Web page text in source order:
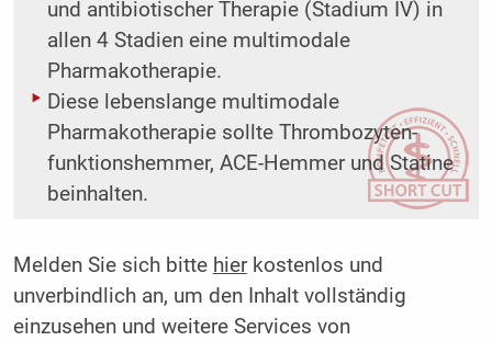
und antibiotischer Therapie (Stadium IV) in
allen 4 Stadien eine multimodale
Pharmakotherapie.
Diese lebenslange multimodale
Pharmakotherapie sollte Thrombozyten-
funktionshemmer, ACE-Hemmer und Statine
beinhalten.
Melden Sie sich bitte hierkostenlos und
unverbindlich an, um den Inhalt vollständig
einzusehen und weitere Services von